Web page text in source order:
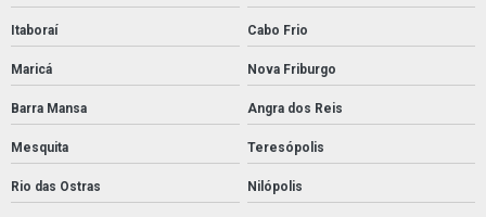
Itaboraí Cabo Frio
Maricá Nova Friburgo
Barra Mansa Angra dos Reis
Mesquita Teresópolis
Rio das Ostras Nilópolis